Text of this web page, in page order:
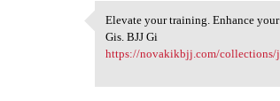
Elevate your training.
Elevate your training. Enhance
Gis. BJJ Gi
https://novakikbjj.com/